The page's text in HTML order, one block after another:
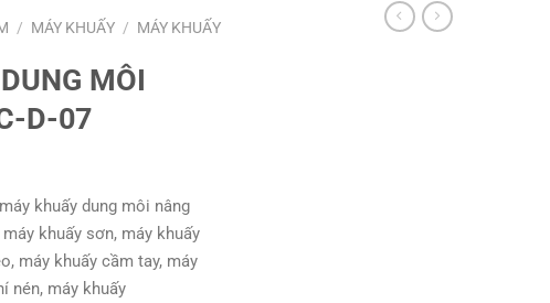
/ MÁY KHUẤY / MÁY KHUẤY
MÔI
D-07
khuấy dung môi nâng
khuấy sơn, máy khuấy
máy khuấy cầm tay, máy
nén, máy khuấy